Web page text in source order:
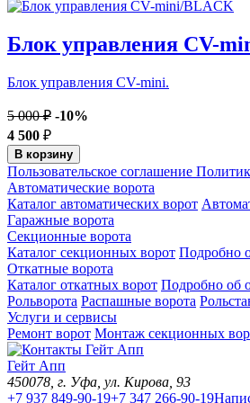
Блок управления CV-
Блок управления CV-mini.
5 000 ₽ -10%
4 500 ₽
В корзину
Пользовательское соглашение
Автоматические ворота
Каталог автоматических ворот
Гаражные ворота
Секционные ворота
Каталог секционных ворот Подробно
Откатные ворота
Каталог откатных ворот Подробно об
Рольворота Распашные ворота
Услуги и сервисы
Ремонт ворот Монтаж секционных
Гейт Апп
450078 , г. Уфа ул. Кирова, 93
+7 937 849-90-19+7 347 266-90-19